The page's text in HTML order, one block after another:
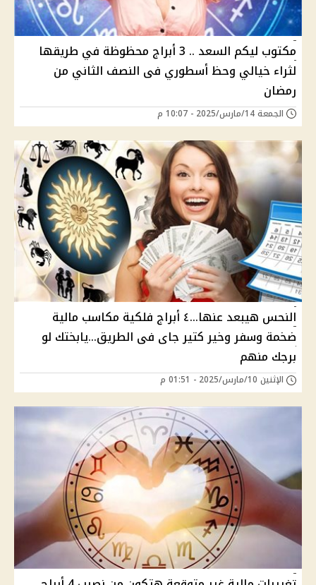
مكتوب ليكم السعد .. 3 أبراج محظوظة في طريقها
لثراء خيالي وحظ أسطوري فى النصف الثاني من
رمضان
الجمعة 14/مارس/2025 - 10:07 م
النحس هيبعد عنها...٤ أبراج فلكية مكاسب مالية
ضخمة وسفر وخير كتير جاى فى الطريق...يابختك لو
برجك منهم
الإثنين 10/مارس/2025 - 01:51 م